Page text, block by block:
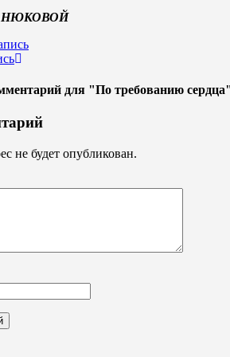
для "По требованию
не будет опубликован.